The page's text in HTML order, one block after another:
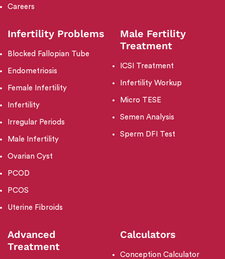
Careers
Infertility Problems
Blocked Fallopian Tube
Endometriosis
Female Infertility
Infertility
Irregular Periods
Male Infertility
Ovarian Cyst
PCOD
PCOS
Uterine Fibroids
Male Fertility
Treatment
ICSI Treatment
Infertility Workup
Micro TESE
Semen Analysis
Sperm DFI Test
Advanced
Treatment
Calculators
Conception Calculator